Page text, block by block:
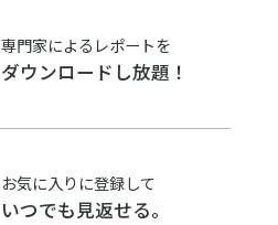
専門家によるレポートを
ダウンロードし放題！
お気に入りに登録して
いつでも見返せる。